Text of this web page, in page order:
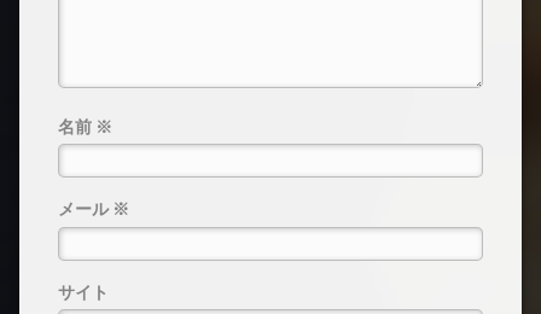
名前 ※
メール ※
サイト